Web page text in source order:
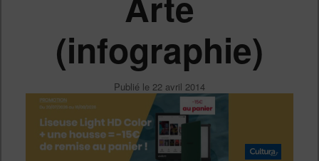
(infographie)
Publié le 22 avril 2014